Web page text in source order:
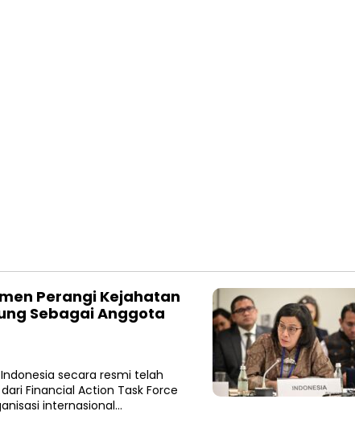
Perangi Kejahatan
Sebagai Anggota
Indonesia secara resmi telah
Financial Action Task Force
internasional…